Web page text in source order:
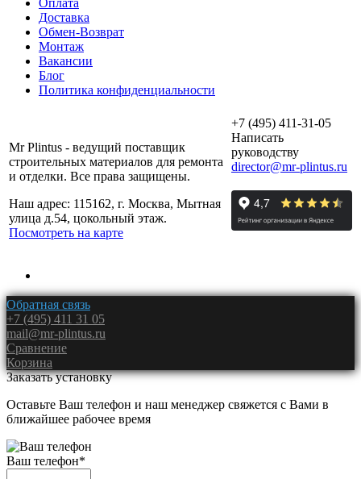
Доставка
Обмен-Возврат
Монтаж
Вакансии
Блог
Политика конфиденциальности
Mr Plintus - ведущий поставщик
строительных материалов для ремонта
и отделки. Все права защищены.
Наш адрес: 115162, г. Москва, Мытная
улица д.54, цокольный этаж.
Посмотреть на карте
+7 (495) 411-31-05
Написать
руководству
director@mr-plintus.ru
Обратная связь
+7 (495) 411 31 05
mail@mr-plintus.ru
Сравнение
Корзина
Заказать установку
Оставьте Ваш телефон и наш менеджер свяжется с Вами в
ближайшее рабочее время
Ваш телефон*